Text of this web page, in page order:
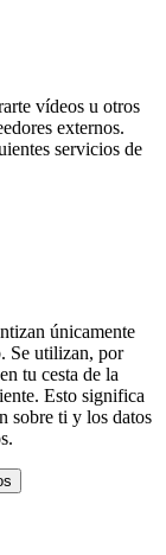
vídeos u otros
externos.
servicios de
únicamente
Se utilizan, por
tu cesta de la
Esto significa
sobre ti y los datos